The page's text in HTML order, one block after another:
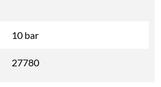
10 bar
27780